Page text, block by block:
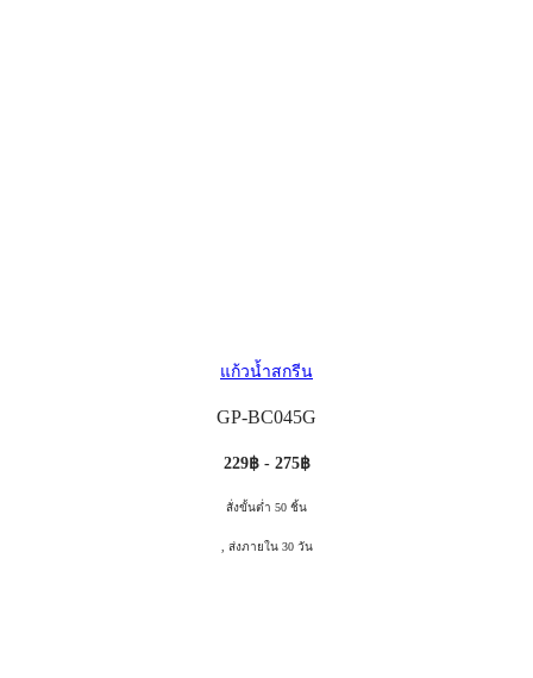
แก้วน้ำสกรีน
GP-BC045G
229฿ - 275฿
สั่งขั้นต่ำ 50 ชิ้น
, ส่งภายใน 30 วัน